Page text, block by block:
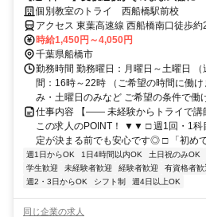
ー 個別教室のトライ 西船橋駅前校
アクセス 東葉高速線 西船橋南口徒歩
口徒歩約2分、東京メトロ東西線/ＪＲ
時給1,450円～4,050円
千葉県船橋市
勤務時間 勤務曜日：月曜日～土曜日
間：16時～22時 （ご希望の時間に働
み・土曜日のみなど ご希望の条件で働
仕事内容 【―― 未経験からトライで
この求人のPOINT！ ▼▼ □ 週1回・1科
定が決まる前でも安心です◎ □ 「初め
週1日からOK 1日4時間以内OK 土日祝のみOK
学生歓迎
未経験者歓迎 経験者歓迎 有資格者歓
週2・3日からOK
シフト制 週4日以上OK
同じ企業の求人